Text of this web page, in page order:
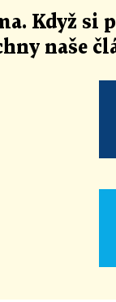
Když si
naše